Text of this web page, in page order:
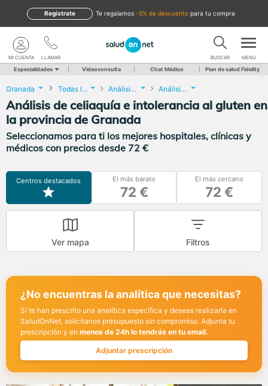
te regalamos -5% de descuento para tu compra
Regístrate
LLAMAR
MI CUENTA BUSCAR MENU
Especialidades Videoconsulta Chat Médico Plan de salud Fidelity
Granada Todas las localidades Análisis Clínicos Análisis de celiaquía e intolerancia al gluten
Análisis de celiaquía e intolerancia al gluten en
la provincia de Granada
Seleccionamos para ti los mejores hospitales, clínicas y
médicos con precios desde 72 €
Centros destacados El más barato
72 €
El más cercano
72 €
Ver mapa Filtros
¿No encuentras la analítica que necesitas?
Si te han prescrito una analítica específica y deseas realizarla en
SaludOnNet, solicítanos presupuesto sin compromiso. Adjunta tu
prescripción y en menos de 24h lo tendrás en tu email.
Adjuntar prescripción